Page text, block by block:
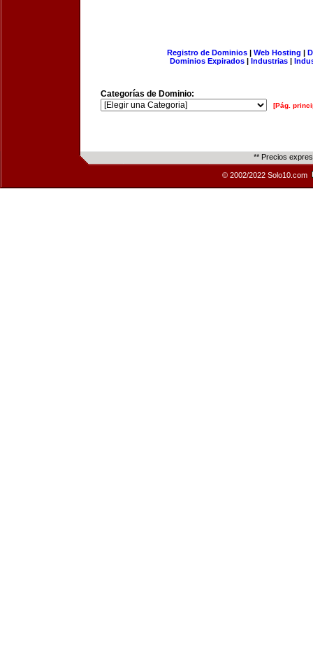
Registro de Dominios| Web Hosting |
Dominios Expirados | Industrias |
Categorías de Dominio:
[Pág.
** Precios
© 2002/2022 Solo10.com